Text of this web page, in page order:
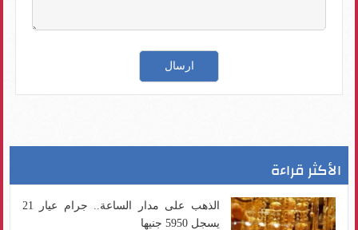
الأكثر قراءة
الذهب على مدار الساعة.. جرام عيار 21
يسجل 5950 جنيها